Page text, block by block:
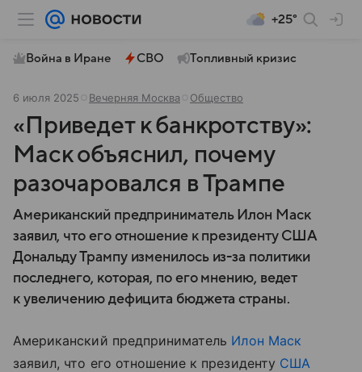
+25°
Война в Иране СВО Топливный кризис
6 июля 2025 Вечерняя Москва Общество
«Приведет к банкротству»:
Маск объяснил, почему
разочаровался в Трампе
Американский предприниматель Илон Маск
заявил, что его отношение к президенту США
Дональду Трампу изменилось из-за политики
последнего, которая, по его мнению, ведет
к увеличению дефицита бюджета страны.
Американский предприниматель Илон Маск
заявил, что его отношение к президенту США